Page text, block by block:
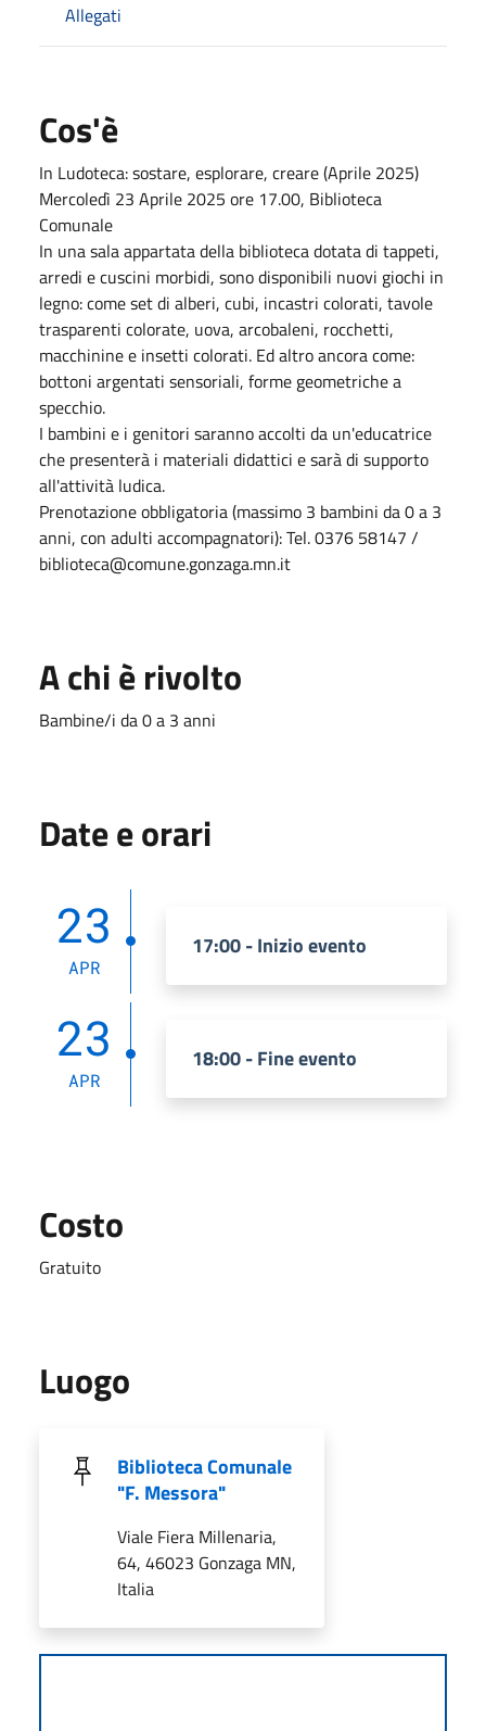
Allegati
Cos'è
In Ludoteca: sostare, esplorare, creare (Aprile 2025)
Mercoledì 23 Aprile 2025 ore 17.00, Biblioteca
Comunale
In una sala appartata della biblioteca dotata di tappeti,
arredi e cuscini morbidi, sono disponibili nuovi giochi in
legno: come set di alberi, cubi, incastri colorati, tavole
trasparenti colorate, uova, arcobaleni, rocchetti,
macchinine e insetti colorati. Ed altro ancora come:
bottoni argentati sensoriali, forme geometriche a
specchio.
I bambini e i genitori saranno accolti da un'educatrice
che presenterà i materiali didattici e sarà di supporto
all'attività ludica.
Prenotazione obbligatoria (massimo 3 bambini da 0 a 3
anni, con adulti accompagnatori): Tel. 0376 58147 /
biblioteca@comune.gonzaga.mn.it
A chi è rivolto
Bambine/i da 0 a 3 anni
Date e orari
23
APR
17:00 - Inizio evento
23
APR
18:00 - Fine evento
Costo
Gratuito
Luogo
Biblioteca Comunale
"F. Messora"
Viale Fiera Millenaria,
64, 46023 Gonzaga MN,
Italia